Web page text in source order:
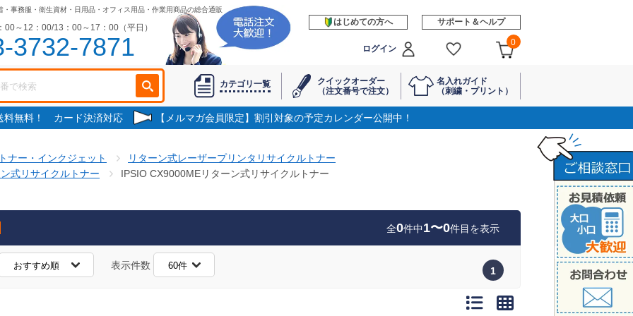
・事務服・衛生資材・日用品・オフィス用品・作業用商品の総合通販
00～12：00/13：00～17：00（平日）
3732-7871
はじめての方へ サポート＆ヘルプ
ログイン
0
カテゴリ一覧
クイックオーダー
（注文番号で注文）
名入れガイド
（刺繍・プリント）
料無料！ カード決済対応 【メルマガ会員限定】割引対象の予定カレンダー公開中！
ナー・インクジェット
リターン式レーザープリンタリサイクルトナー
式リサイクルトナー
IPSIO CX9000MEリターン式リサイクルトナー
全0件中1〜0件目を表示
表示件数 1